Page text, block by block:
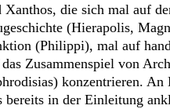
Xanthos, die sich mal auf
(Hierapolis,
(Philippi), mal auf
Zusammenspiel von
konzentrieren.
bereits in der Einleitung